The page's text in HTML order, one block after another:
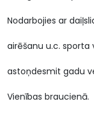
Nodarbojies ar
airēšanu u.c. sporta
astoņdesmit gadu
Vienības braucienā.